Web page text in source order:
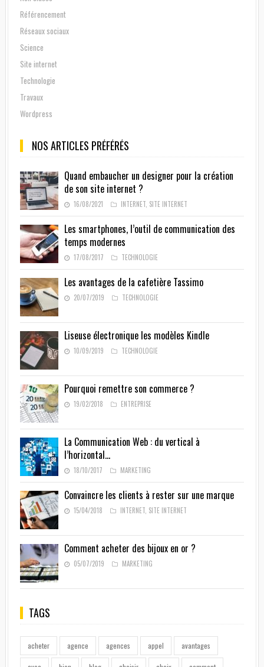
Référencement
Réseaux sociaux
Science
Site internet
Technologie
Travaux
Wordpress
NOS ARTICLES PRÉFÉRÉS
Quand embaucher un designer pour la création
de son site internet ?
16/08/2021 INTERNET, SITE INTERNET
Les smartphones, l’outil de communication des
temps modernes
17/08/2017 TECHNOLOGIE
Les avantages de la cafetière Tassimo
20/07/2019 TECHNOLOGIE
Liseuse électronique les modèles Kindle
10/09/2019 TECHNOLOGIE
Pourquoi remettre son commerce ?
19/02/2018 ENTREPRISE
La Communication Web : du vertical à
l’horizontal…
18/10/2017 MARKETING
Convaincre les clients à rester sur une marque
15/04/2018 INTERNET, SITE INTERNET
Comment acheter des bijoux en or ?
05/07/2019 MARKETING
TAGS
acheter agence agences appel avantages